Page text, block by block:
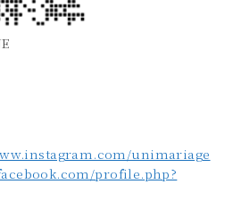
unimariage
profile.php?